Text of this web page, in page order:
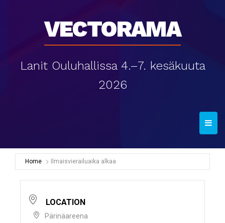
Vectorama
Lanit Ouluhallissa 4.–7. kesäkuuta
2026
T
o
g
l
Home Ilmaisvierailuaika alkaa
LOCATION
Pärinäareena